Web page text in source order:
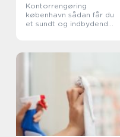
Kontorrengøring
københavn sådan får du
et sundt og indbydende